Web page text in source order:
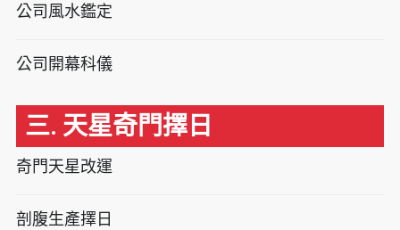
公司風水鑑定
公司開幕科儀
三. 天星奇門擇日
奇門天星改運
剖腹生產擇日